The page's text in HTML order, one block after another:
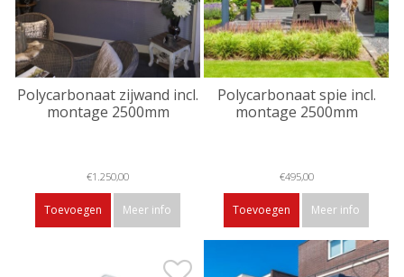
Polycarbonaat zijwand incl.
montage 2500mm
€1.250,00
Toevoegen Meer info
Polycarbonaat spie incl.
montage 2500mm
€495,00
Toevoegen Meer info